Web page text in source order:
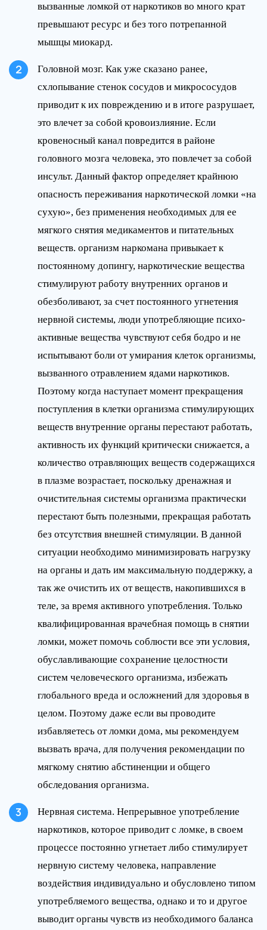
вызванные ломкой от наркотиков во много крат
превышают ресурс и без того потрепанной
мышцы миокард.
Головной мозг. Как уже сказано ранее,
схлопывание стенок сосудов и микрососудов
приводит к их повреждению и в итоге разрушает,
это влечет за собой кровоизлияние. Если
кровеносный канал повредится в районе
головного мозга человека, это повлечет за собой
инсульт. Данный фактор определяет крайнюю
опасность переживания наркотической ломки «на
сухую», без применения необходимых для ее
мягкого снятия медикаментов и питательных
веществ. организм наркомана привыкает к
постоянному допингу, наркотические вещества
стимулируют работу внутренних органов и
обезболивают, за счет постоянного угнетения
нервной системы, люди употребляющие психо-
активные вещества чувствуют себя бодро и не
испытывают боли от умирания клеток организмы,
вызванного отравлением ядами наркотиков.
Поэтому когда наступает момент прекращения
поступления в клетки организма стимулирующих
веществ внутренние органы перестают работать,
активность их функций критически снижается, а
количество отравляющих веществ содержащихся
в плазме возрастает, поскольку дренажная и
очистительная системы организма практически
перестают быть полезными, прекращая работать
без отсутствия внешней стимуляции. В данной
ситуации необходимо минимизировать нагрузку
на органы и дать им максимальную поддержку, а
так же очистить их от веществ, накопившихся в
теле, за время активного употребления. Только
квалифицированная врачебная помощь в снятии
ломки, может помочь соблюсти все эти условия,
обуславливающие сохранение целостности
систем человеческого организма, избежать
глобального вреда и осложнений для здоровья в
целом. Поэтому даже если вы проводите
избавляетесь от ломки дома, мы рекомендуем
вызвать врача, для получения рекомендации по
мягкому снятию абстиненции и общего
обследования организма.
Нервная система. Непрерывное употребление
наркотиков, которое приводит с ломке, в своем
процессе постоянно угнетает либо стимулирует
нервную систему человека, направление
воздействия индивидуально и обусловлено типом
употребляемого вещества, однако и то и другое
выводит органы чувств из необходимого баланса